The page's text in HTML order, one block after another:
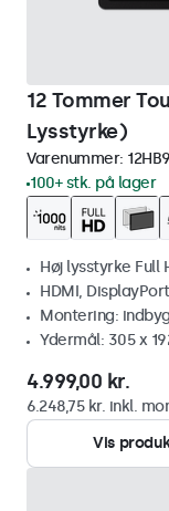
12 Tommer
Lysstyrke)
Varenummer:
100+ stk. på lager
Høj lysstyrke Full
HDMI,
Montering:
Ydermål: 305 x
4.999,00 kr.
6.248,75 kr. inkl.
Vis